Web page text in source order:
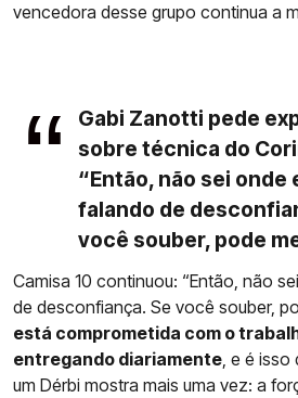
vencedora desse grupo continua a
Gabi Zanotti pede
sobre técnica do
“Então, não sei onde
falando de
você souber, pode
Camisa 10 continuou: “Então, não
de desconfiança. Se você souber,
está comprometida com o
entregando diariamente, e é isso
um Dérbi mostra mais uma vez: a